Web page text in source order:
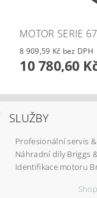
MOTOR SERIE
8 909,59 Kč bez DPH
10 780,60
SLUŽBY
Profesionální servis
Náhradní díly Briggs
Identifikace motoru